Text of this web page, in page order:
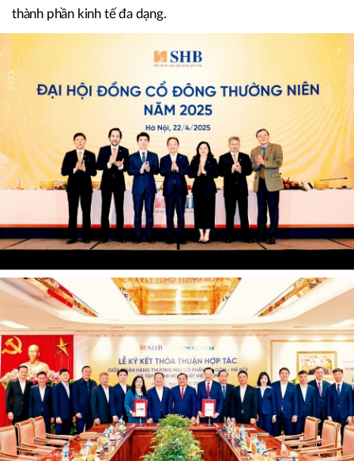
các lĩnh vực ưu tiên của quốc gia, đồng thời thúc đẩy khu
vực kinh tế tư nhân phát triển bài bản và bền vững. Đây là
sự tham gia có chiều sâu và lâu dài của SHB vào tiến trình
phát triển của nền kinh tế Việt Nam trong giai đoạn mới.
Việc đồng hành cùng các “đầu tàu” của khu vực và các
thành phần kinh tế đa dạng.